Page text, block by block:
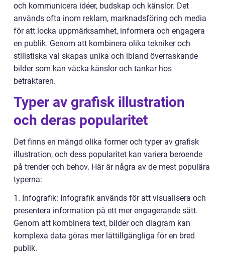
och kommunicera idéer, budskap och känslor. Det
används ofta inom reklam, marknadsföring och media
för att locka uppmärksamhet, informera och engagera
en publik. Genom att kombinera olika tekniker och
stilistiska val skapas unika och ibland överraskande
bilder som kan väcka känslor och tankar hos
betraktaren.
Typer av grafisk illustration
och deras popularitet
Det finns en mängd olika former och typer av grafisk
illustration, och dess popularitet kan variera beroende
på trender och behov. Här är några av de mest populära
typerna:
1. Infografik: Infografik används för att visualisera och
presentera information på ett mer engagerande sätt.
Genom att kombinera text, bilder och diagram kan
komplexa data göras mer lättillgängliga för en bred
publik.